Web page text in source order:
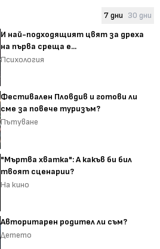
7 дни 30 дни
И най-подходящият цвят за дреха
на първа среща е...
Психология
Фестивален Пловдив и готови ли
сме за повече туризъм?
Пътуване
"Мъртва хватка": А какъв би бил
твоят сценарии?
На кино
Авторитарен родител ли съм?
Детето